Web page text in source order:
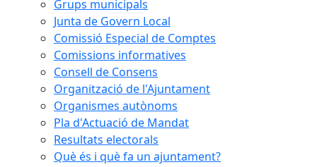
Grups municipals
Junta de Govern Local
Comissió Especial de Comptes
Comissions informatives
Consell de Consens
Organització de l'Ajuntament
Organismes autònoms
Pla d'Actuació de Mandat
Resultats electorals
Què és i què fa un ajuntament?